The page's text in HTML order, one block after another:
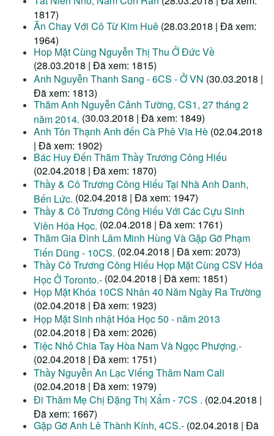
1817)
Ăn Chay Với Cô Từ Kim Huê (28.03.2018 | Đã xem:
1964)
Hop Mặt Cùng Nguyễn Thị Thu Ở Đức Về
(28.03.2018 | Đã xem: 1815)
Anh Nguyễn Thanh Sang - 6CS - Ở VN (30.03.2018 |
Đã xem: 1813)
Thăm Anh Nguyễn Cảnh Tường, CS1, 27 tháng 2
năm 2014. (30.03.2018 | Đã xem: 1849)
Anh Tôn Thạnh Anh đến Cà Phê Vĩa Hè (02.04.2018
| Đã xem: 1902)
Bác Huy Đến Thăm Thầy Trương Công Hiếu
(02.04.2018 | Đã xem: 1870)
Thầy & Cô Trương Công Hiếu Tại Nhà Anh Danh,
Bến Lức. (02.04.2018 | Đã xem: 1947)
Thầy & Cô Trương Công Hiếu Với Các Cựu Sinh
Viên Hóa Học. (02.04.2018 | Đã xem: 1761)
Thăm Gia Đình Lâm Minh Hùng Và Gặp Gỡ Phạm
Tiến Dũng - 10CS. (02.04.2018 | Đã xem: 2073)
Thầy Cô Trương Công Hiếu Họp Mặt Cùng CSV Hóa
Học Ở Toronto.- (02.04.2018 | Đã xem: 1851)
Họp Mặt Khóa 10CS Nhân 40 Năm Ngày Ra Trường
(02.04.2018 | Đã xem: 1923)
Họp Mặt Sinh nhật Hóa Học 50 - năm 2013
(02.04.2018 | Đã xem: 2026)
Tiệc Nhỏ Chia Tay Hòa Nam Và Ngọc Phượng.-
(02.04.2018 | Đã xem: 1751)
Thầy Nguyễn An Lạc Viếng Thăm Nam Cali
(02.04.2018 | Đã xem: 1979)
Đi Thăm Mẹ Chị Đặng Thị Xẩm - 7CS . (02.04.2018 |
Đã xem: 1667)
Gặp Gỡ Anh Lê Thành Kính, 4CS.- (02.04.2018 | Đã